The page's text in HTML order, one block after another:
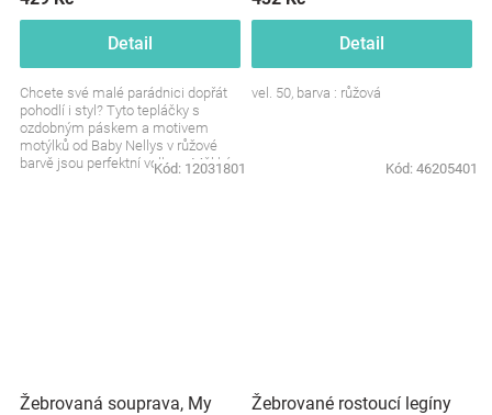
Detail
Chcete své malé parádnici dopřát
pohodlí i styl? Tyto tepláčky s
ozdobným páskem a motivem
motýlků od Baby Nellys v růžové
barvě jsou perfektní volbou. Měkké,
Kód: 12031801
Detail
vel. 50, barva : růžová
Kód: 46205401
Žebrovaná souprava, My
Žebrované rostoucí legíny